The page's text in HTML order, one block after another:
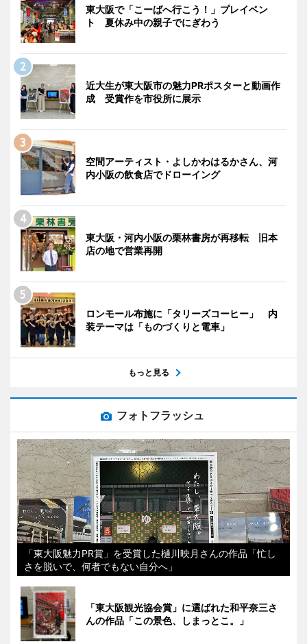
東大阪で「こーばへ行こう！」プレイベン
ト 夏休み中の親子でにぎわう
近大生が東大阪市の魅力PRポスターと動画作
成 受賞作を市役所に展示
空間アーティスト・よしかわはるかさん、河
内小阪の飲食店でドローイング
東大阪・河内小阪の栗林書房が再移転 旧本
店の地で営業再開
ロンモール布施に「タリーズコーヒー」 内
装テーマは「ものづくりと電車」
もっと見る
フォトフラッシュ
「東大阪魅力PR賞」を受賞した樋川映月さんの作品「忙し
さを脱いで、何者でもない自分へ」
「東大阪観光協会賞」に選ばれた和平奈三さ
んの作品「この景色、しまっとこ。」